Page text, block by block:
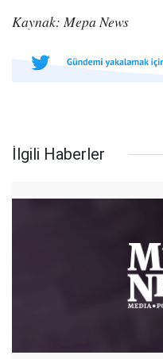
Kaynak: Mepa News
İlgili Haberler